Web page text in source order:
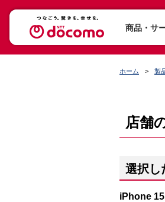
商品・サ
ホーム 製
店舗
選択し
iPhone